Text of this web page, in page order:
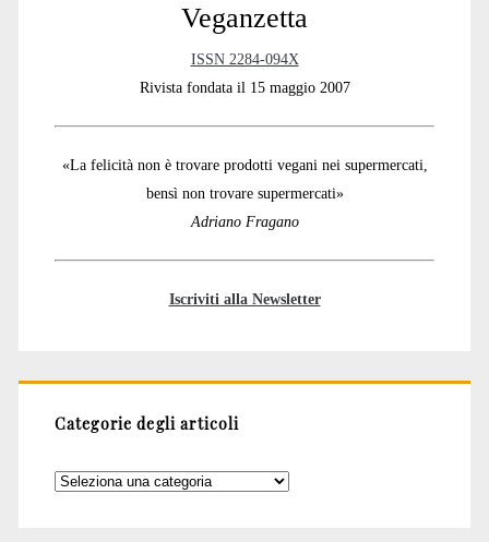
Veganzetta
ISSN 2284-094X
Rivista fondata il 15 maggio 2007
«La felicità non è trovare prodotti vegani nei supermercati,
bensì non trovare supermercati»
Adriano Fragano
Iscriviti alla Newsletter
Categorie degli articoli
Categorie